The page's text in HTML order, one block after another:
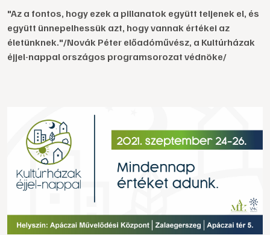
"Az a fontos, hogy ezek a pillanatok együtt teljenek el, és
együtt ünnepelhessük azt, hogy vannak értékei az
életünknek."/Novák Péter előadóművész, a Kultúrházak
éjjel-nappal országos programsorozat védnöke/